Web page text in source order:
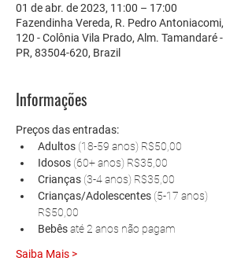
01 de abr. de 2023, 11:00 – 17:00
Fazendinha Vereda, R. Pedro Antoniacomi,
120 - Colônia Vila Prado, Alm. Tamandaré -
PR, 83504-620, Brazil
Informações
Preços das entradas:
Adultos (18-59 anos) R$50,00
Idosos (60+ anos) R$35,00
Crianças (3-4 anos) R$35,00
Crianças/Adolescentes (5-17 anos)
R$50,00
Bebês até 2 anos não pagam
Saiba Mais >